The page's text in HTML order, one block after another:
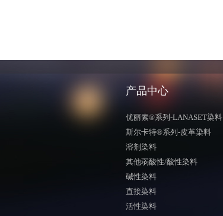
产品中心
优丽素®系列-LANASET染料
斯尔卡特®系列-皮革染料
溶剂染料
其他弱酸性/酸性染料
碱性染料
直接染料
活性染料